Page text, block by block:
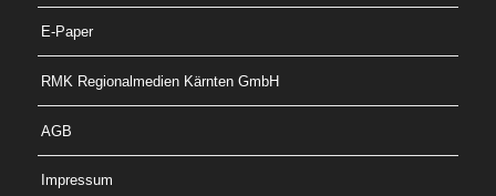
E-Paper
RMK Regionalmedien Kärnten GmbH
AGB
Impressum